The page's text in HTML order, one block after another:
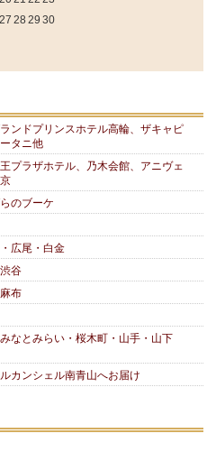
27 28 29 30
ンドプリンスホテル高輪、ザキャピ
タニ他
プラザホテル、乃木会館、アニヴェ
京
のブーケ
広尾・白金
谷
布
なとみらい・桜木町・山手・山下
ンシェル南青山へお届け